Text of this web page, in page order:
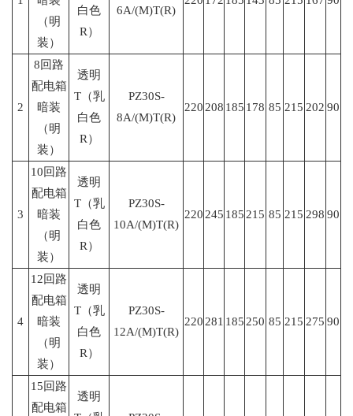
（明
装）
白色
R）
6A/(M)T(R)
2
8回路
配电箱
暗装
（明
装）
透明
T（乳
白色
R）
PZ30S-
8A/(M)T(R)
220208 185 178 85 215 202 90
3
10回路
配电箱
暗装
（明
装）
透明
T（乳
白色
R）
PZ30S-
10A/(M)T(R)
220245 185215 85 215 298 90
4
12回路
配电箱
暗装
（明
装）
透明
T（乳
白色
R）
PZ30S-
12A/(M)T(R)
220281 185250 85 215 275 90
15回路
配电箱
透明